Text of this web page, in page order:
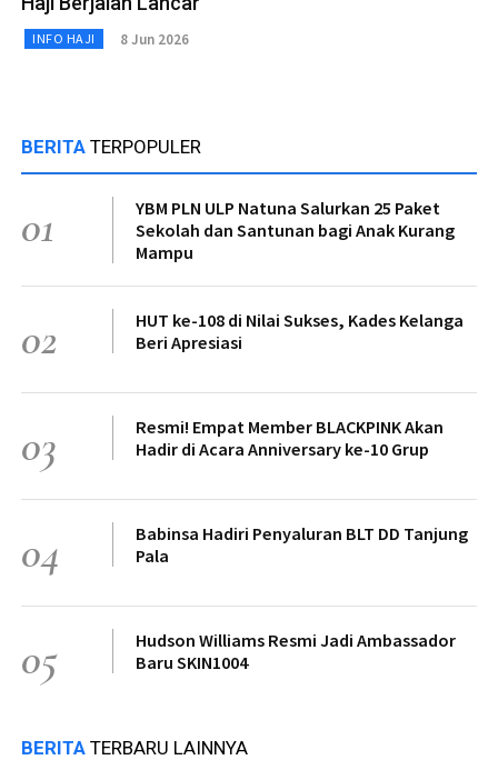
INFO HAJI 8 Jun 2026
BERITA TERPOPULER
01
YBM PLN ULP Natuna Salurkan 25 Paket
Sekolah dan Santunan bagi Anak Kurang
Mampu
02
HUT ke-108 di Nilai Sukses, Kades Kelanga
Beri Apresiasi
03
Resmi! Empat Member BLACKPINK Akan
Hadir di Acara Anniversary ke-10 Grup
04
Babinsa Hadiri Penyaluran BLT DD Tanjung
Pala
05
Hudson Williams Resmi Jadi Ambassador
Baru SKIN1004
BERITA TERBARU LAINNYA